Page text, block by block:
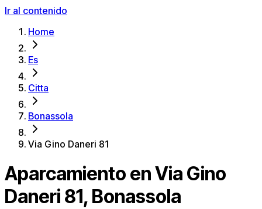
Ir al contenido
Home
Es
Citta
Bonassola
Via Gino Daneri 81
Aparcamiento en Via Gino
Daneri 81, Bonassola